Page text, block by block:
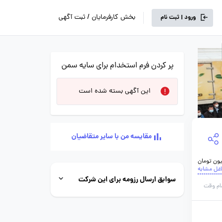
ورود | ثبت نام بخش کارفرمایان / ثبت آگهی
مشابه
وقت
پر کردن فرم استخدام برای سایه سمن
این آگهی بسته شده است
مقایسه من با سایر متقاضیان
سوابق ارسال رزومه برای این شرکت